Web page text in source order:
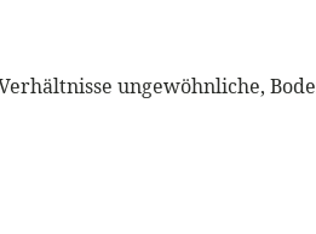
ungewöhnliche,